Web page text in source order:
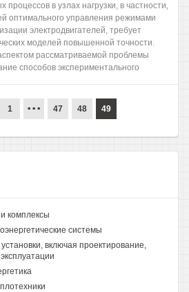
в узлах нагрузки, в частности,
оптимального управления режимами
электродвигателей, требует
моделей повышенной точности.
рассматриваемой проблемы
способов экспериментального
1 ... 47 48 49
комплексы
системы
включая проектирование,